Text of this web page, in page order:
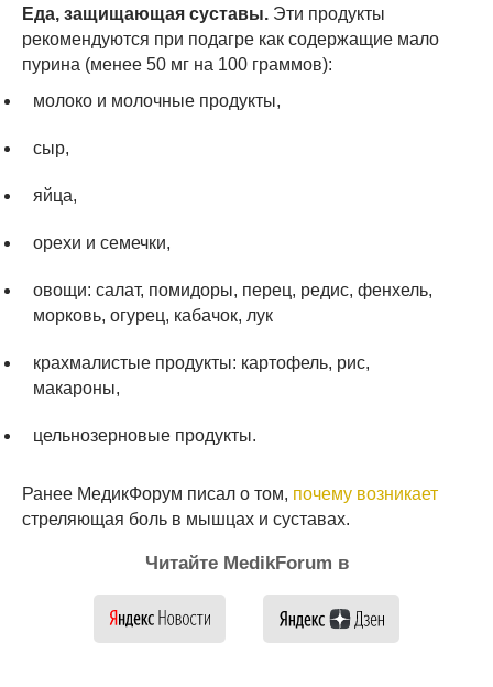
Еда, защищающая суставы. Эти продукты
рекомендуются при подагре как содержащие мало
пурина (менее 50 мг на 100 граммов):
молоко и молочные продукты,
сыр,
яйца,
орехи и семечки,
овощи: салат, помидоры, перец, редис, фенхель,
морковь, огурец, кабачок, лук
крахмалистые продукты: картофель, рис,
макароны,
цельнозерновые продукты.
Ранее МедикФорум писал о том, почему возникает
стреляющая боль в мышцах и суставах.
Читайте MedikForum в